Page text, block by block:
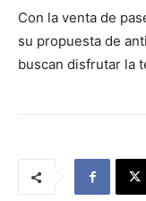
Con la venta de
su propuesta de
buscan disfrutar la